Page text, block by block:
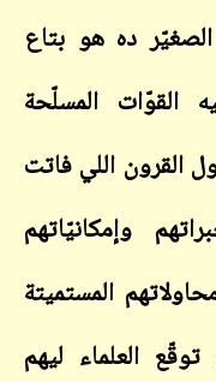
ده هو بتاع
القوّات المسلّحة
القرون اللي فاتت
وإمكانيّاتهم
المستميتة
العلماء ليهم